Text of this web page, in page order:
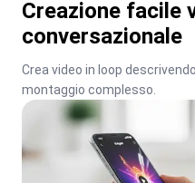
Creazione facile
conversazionale
Crea video in loop
montaggio complesso.